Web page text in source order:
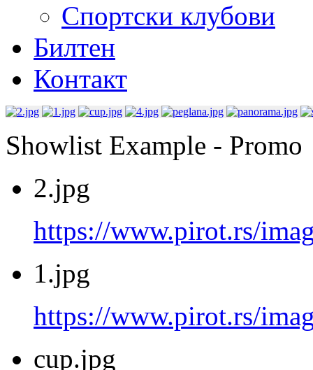
Спортски клубови
Билтен
Контакт
Showlist Example - Promo
2.jpg
https://www.pirot.rs/
1.jpg
https://www.pirot.rs/
cup.jpg